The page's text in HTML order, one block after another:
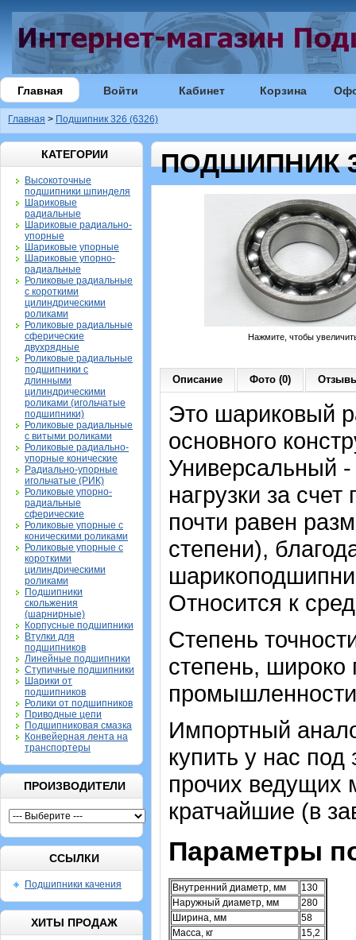
Главная Войти Кабинет Корзина
Главная > Подшипник 326 (6326)
КАТЕГОРИИ
Высокоточные
подшипники шпинделя
Шариковые
радиальные
Шариковые радиально-
упорные
Шариковые упорные
Шариковые упорно-
радиальные
Роликовые радиальные
с короткими
цилиндрическими
роликами
Роликовые радиальные
сферические
двухрядные
Роликовые радиальные
подшипники с
длинными
цилиндрическими
роликами (игольчатые
подшипники)
Роликовые радиальные
с витыми роликами
Роликовые радиально-
упорные конические
Радиально-упорные
игольчатые (РИК)
Роликовые упорно-
радиальные
сферические
Роликовые упорные с
коническими роликами
Роликовые упорные с
короткими
цилиндрическими
роликами
Подшипники
скольжения
(шарнирные)
Корпусные подшипники
Втулки для
подшипников
Линейные подшипники
Ступичные подшипники
Шарики от
подшипников
Ролики от подшипников
Приводные цепи
Подшипниковая смазка
Конвейерная лента на
транспортеры
ПРОИЗВОДИТЕЛИ
ССЫЛКИ
Подшипники качения
ХИТЫ ПРОДАЖ
ПОДШИПНИК
Нажмите, чтобы
Описание Фото (0)
Это шариковый
основного
Универсальный
нагрузки за
почти равен
степени),
Относится к
Степень
степень, широко
Импортный
купить у нас под
прочих ведущих
кратчайшие (в
Параметры
Внутренний диаметр, мм
130
Наружный диаметр, мм
280
Ширина, мм
58
Масса, кг
15,2